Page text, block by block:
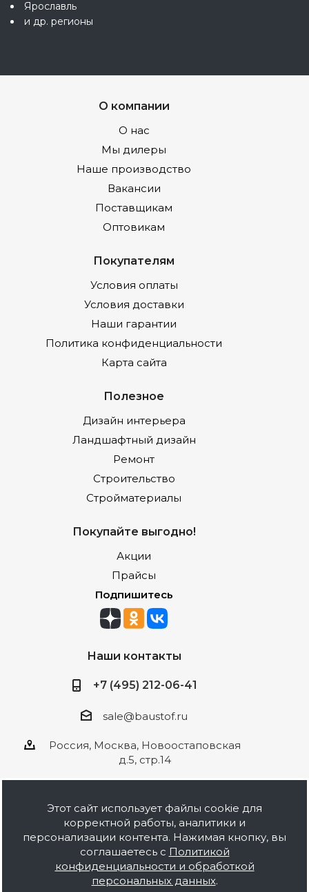
Ярославль
и др. регионы
О компании
О нас
Мы дилеры
Наше производство
Вакансии
Поставщикам
Оптовикам
Покупателям
Условия оплаты
Условия доставки
Наши гарантии
Политика конфиденциальности
Карта сайта
Полезное
Дизайн интерьера
Ландшафтный дизайн
Ремонт
Строительство
Стройматериалы
Покупайте выгодно!
Акции
Прайсы
Подпишитесь
Наши контакты
+7 (495) 212-06-41
sale@baustof.ru
Россия, Москва, Новоостаповская
д.5, стр.14
2026 © ООО Баустов. Собственное
производство лакокрасочной продукции,
оптовая и розничная продажа строительных
материалов, комплектация объектов под ключ.
Информация на сайте носит ознакомительный
Этот сайт использует файлы cookie для
корректной работы, аналитики и
персонализации контента. Нажимая кнопку, вы
соглашаетесь с Политикой
конфиденциальности и обработкой
персональных данных.